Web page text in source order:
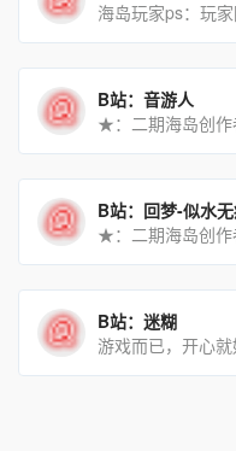
海岛玩家ps：玩
B站：音游人
★：二期海岛创作
B站：回梦-似水
★：二期海岛创作
B站：迷糊